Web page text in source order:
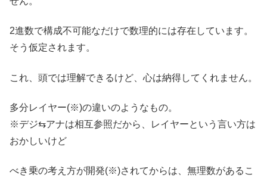
2進数で構成不可能なだけで数理的には存在しています。
そう仮定されます。
これ、頭では理解できるけど、心は納得してくれません。
多分レイヤー(※)の違いのようなもの。
※デジ⇆アナは相互参照だから、レイヤーという言い方は
おかしいけど
べき乗の考え方が開発(※)されてからは、無理数があるこ